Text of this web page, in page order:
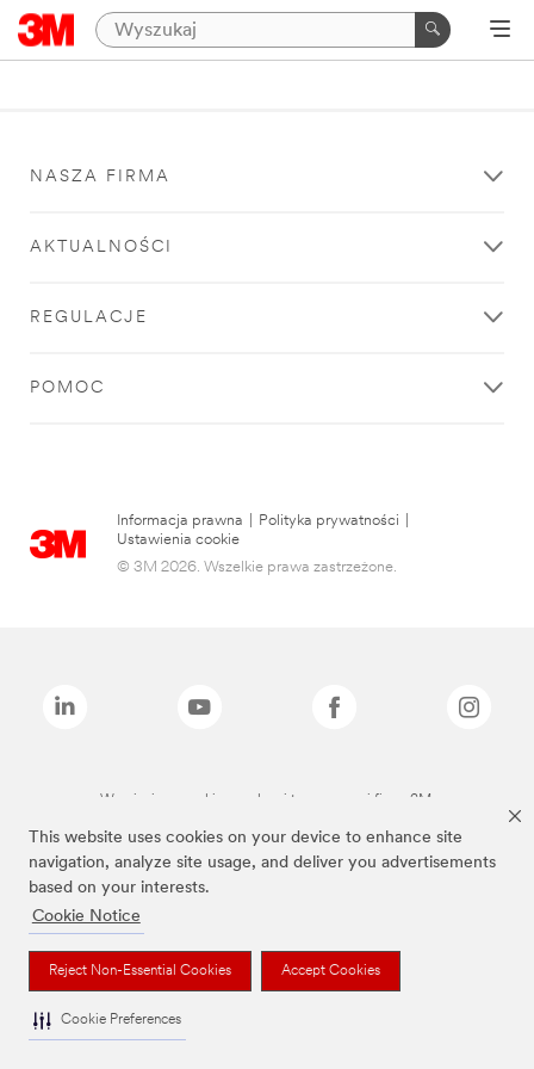
This website uses cookies on your device to enhance site
navigation, analyze site usage, and deliver you advertisements
based on your interests.
Cookie Notice
Reject Non-Essential Cookies Accept Cookies
Cookie Preferences
NASZA FIRMA
AKTUALNOŚCI
REGULACJE
POMOC
Informacja prawna Polityka prywatności
Ustawienia cookie
© 3M 2026. Wszelkie prawa zastrzeżone.
Wymienione marki są znakami towarowymi firmy 3M.